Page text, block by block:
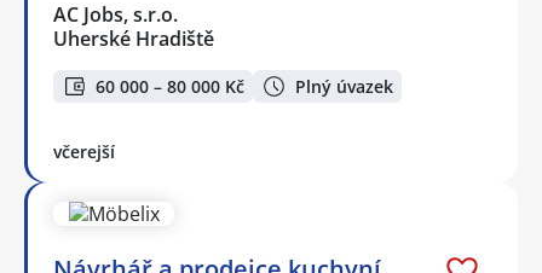
AC Jobs, s.r.o.
Uherské Hradiště
60 000 – 80 000 Kč Plný úvazek
včerejší